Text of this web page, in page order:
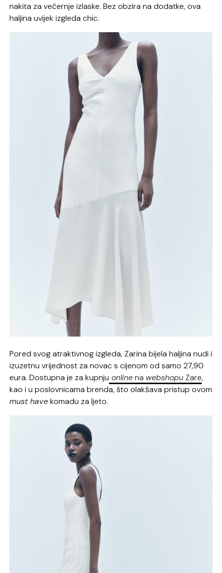
nakita za večernje izlaske. Bez obzira na dodatke, ova
haljina uvijek izgleda chic.
Pored svog atraktivnog izgleda, Zarina bijela haljina nudi i
izuzetnu vrijednost za novac s cijenom od samo 27,90
eura. Dostupna je za kupnju onlinena webshopu Zare,
kao i u poslovnicama brenda, što olakšava pristup ovom
must havekomadu za ljeto.